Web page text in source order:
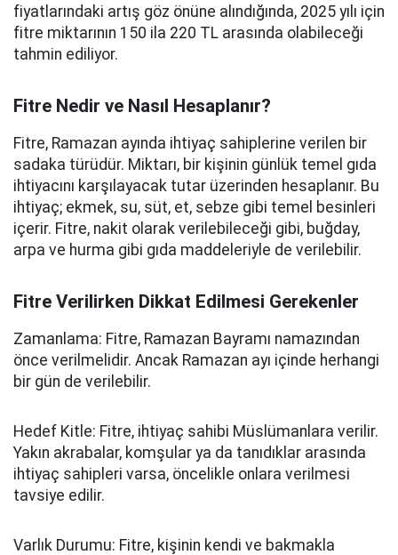
fiyatlarındaki artış göz önüne alındığında, 2025 yılı için
fitre miktarının 150 ila 220 TL arasında olabileceği
tahmin ediliyor.
Fitre Nedir ve Nasıl Hesaplanır?
Fitre, Ramazan ayında ihtiyaç sahiplerine verilen bir
sadaka türüdür. Miktarı, bir kişinin günlük temel gıda
ihtiyacını karşılayacak tutar üzerinden hesaplanır. Bu
ihtiyaç; ekmek, su, süt, et, sebze gibi temel besinleri
içerir. Fitre, nakit olarak verilebileceği gibi, buğday,
arpa ve hurma gibi gıda maddeleriyle de verilebilir.
Fitre Verilirken Dikkat Edilmesi Gerekenler
Zamanlama: Fitre, Ramazan Bayramı namazından
önce verilmelidir. Ancak Ramazan ayı içinde herhangi
bir gün de verilebilir.
Hedef Kitle: Fitre, ihtiyaç sahibi Müslümanlara verilir.
Yakın akrabalar, komşular ya da tanıdıklar arasında
ihtiyaç sahipleri varsa, öncelikle onlara verilmesi
tavsiye edilir.
Varlık Durumu: Fitre, kişinin kendi ve bakmakla